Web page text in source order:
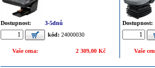
Dostupnost:
3-5dnů
kód: 24000030
Vaše cena: 2 309,00 Kč
Dostupnost:
Vaše